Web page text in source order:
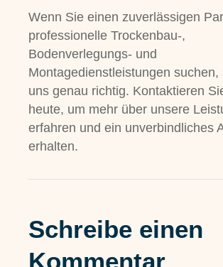
Wenn Sie einen zuverlässigen
professionelle Trockenbau-,
Bodenverlegungs- und
Montagedienstleistungen suchen,
uns genau richtig. Kontaktieren
heute, um mehr über unsere
erfahren und ein unverbindliches
erhalten.
Schreibe einen
Kommentar